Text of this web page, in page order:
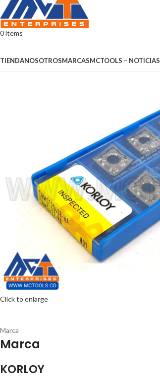
0items
TIENDANOSOTROSMARCASMCTOOLS – NOTICIAS
Click to enlarge
Marca
Marca
KORLOY